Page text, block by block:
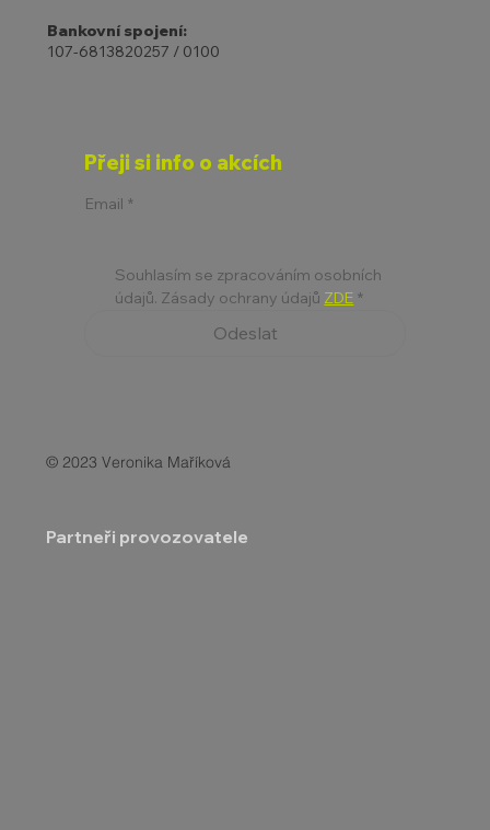
Bankovní spojení:
107-6813820257 / 0100
Přeji si info o akcích
Email *
Souhlasím se zpracováním osobních
údajů. Zásady ochrany údajů ZDE *
Odeslat
© 2023 Veronika Maříková
Partneři provozovatele